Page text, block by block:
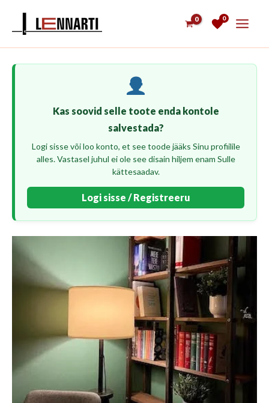
0
Kas soovid selle toote enda kontole
salvestada?
Logi sisse või loo konto, et see toode jääks Sinu profiilile
alles. Vastasel juhul ei ole see disain hiljem enam Sulle
kättesaadav.
Logi sisse / Registreeru